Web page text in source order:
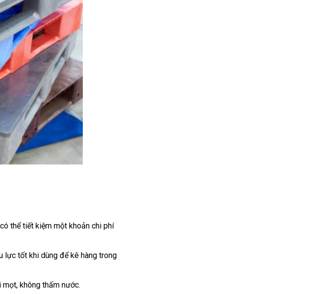
thể tiết kiệm một khoản chi phí
lực tốt khi dùng để kê hàng trong
không thấm nước.